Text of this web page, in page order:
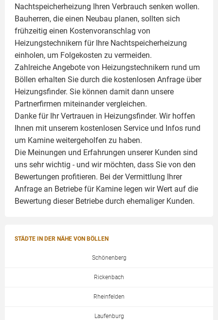
Nachtspeicherheizung Ihren Verbrauch senken wollen.
Bauherren, die einen Neubau planen, sollten sich
frühzeitig einen Kostenvoranschlag von
Heizungstechnikern für Ihre Nachtspeicherheizung
einholen, um Folgekosten zu vermeiden.
Zahlreiche Angebote von Heizungstechnikern rund um
Böllen erhalten Sie durch die kostenlosen Anfrage über
Heizungsfinder. Sie können damit dann unsere
Partnerfirmen miteinander vergleichen.
Danke für Ihr Vertrauen in Heizungsfinder. Wir hoffen
Ihnen mit unserem kostenlosen Service und Infos rund
um Kamine weitergeholfen zu haben.
Die Meinungen und Erfahrungen unserer Kunden sind
uns sehr wichtig - und wir möchten, dass Sie von den
Bewertungen profitieren. Bei der Vermittlung Ihrer
Anfrage an Betriebe für Kamine legen wir Wert auf die
Bewertung dieser Betriebe durch ehemaliger Kunden.
STÄDTE IN DER NÄHE VON BÖLLEN
Schönenberg
Rickenbach
Rheinfelden
Laufenburg